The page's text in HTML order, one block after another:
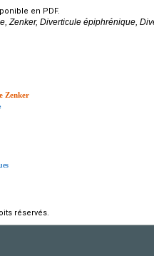
en PDF.
Zenker, Diverticule épiphrénique,
Zenker
réservés.